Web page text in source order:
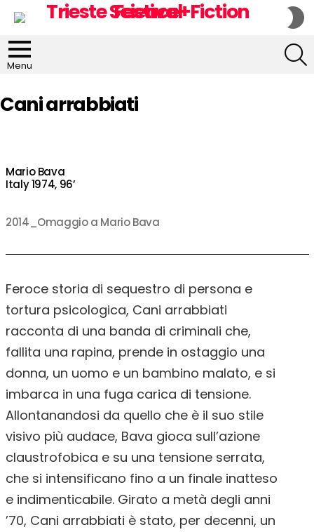
Menu
Cani arrabbiati
Mario Bava
Italy 1974, 96’
2014_Omaggio a Mario Bava
Feroce storia di sequestro di persona e
tortura psicologica, Cani arrabbiati
racconta di una banda di criminali che,
fallita una rapina, prende in ostaggio una
donna, un uomo e un bambino malato, e si
imbarca in una fuga carica di tensione.
Allontanandosi da quello che è il suo stile
visivo più audace, Bava gioca sull’azione
claustrofobica e su una tensione serrata,
che si intensificano fino a un finale inatteso
e indimenticabile. Girato a metà degli anni
’70, Cani arrabbiati è stato, per decenni, un